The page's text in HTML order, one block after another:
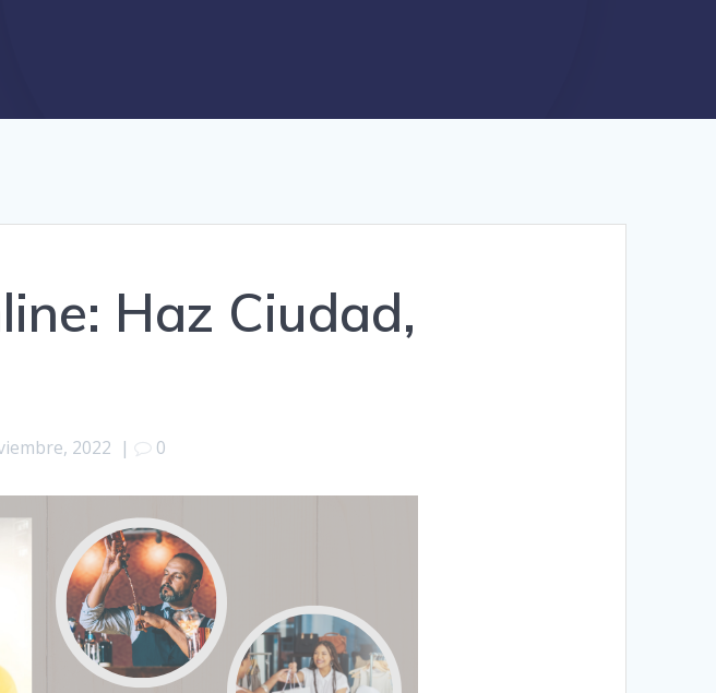
Haz Ciudad,
2022 | 0